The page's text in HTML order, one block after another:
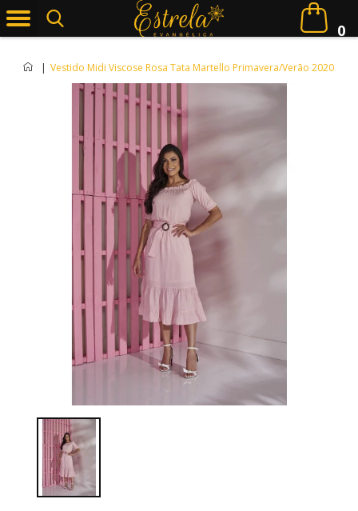
0
| Vestido Midi Viscose Rosa Tata Martello Primavera/Verão 2020